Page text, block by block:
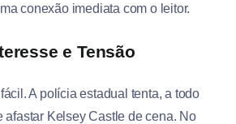
conexão imediata com o leitor.
e Tensão
A polícia estadual tenta, a todo
afastar Kelsey Castle de cena. No